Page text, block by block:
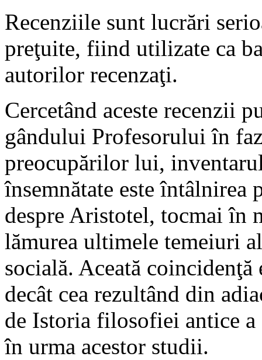
Recenziile sunt lucrări
preţuite, fiind utilizate ca
autorilor recenzaţi.
Cercetând aceste recenzii
gândului Profesorului în
preocupărilor lui,
însemnătate este
despre Aristotel, tocmai în
lămurea ultimele temeiuri
socială. Aceată coincidenţă
decât cea rezultând din
de Istoria filosofiei antice
în urma acestor studii.